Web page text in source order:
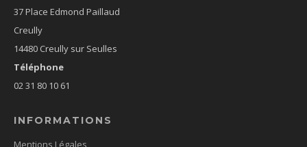
37 Place Edmond Paillaud
Creully
14480 Creully sur Seulles
Téléphone
02 31 80 10 61
INFORMATIONS
Mentions Légales